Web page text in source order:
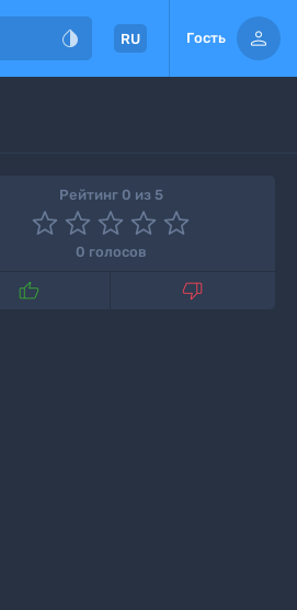
 RU Гость 
Рейтинг 0 из 5
0 голосов
 